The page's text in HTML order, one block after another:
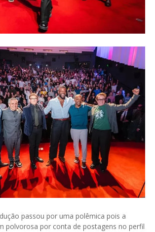
passou por uma polêmica pois a
polvorosa por conta de postagens no perfil